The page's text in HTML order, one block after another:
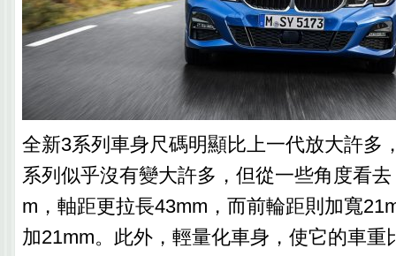
全新3系列車身尺碼明顯比上一代放大許多
系列似乎沒有變大許多，但從一些角度看
m，軸距更拉長43mm，而前輪距則加寬
加21mm。此外，輕量化車身，使它的車重